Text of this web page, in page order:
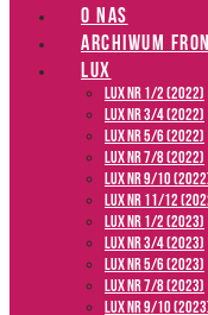
O NAS
ARCHIWUM
LUX
LUX NR 1/2 (2022)
LUX NR 3/4 (2022)
LUX NR 5/6 (2022)
LUX NR 7/8 (2022)
LUX nr 9/10
LUX NR 11/12
LUX NR 1/2 (2023)
LUX NR 3/4 (2023)
LUX NR 5/6 (2023)
LUX NR 7/8 (2023)
LUX NR 9/10